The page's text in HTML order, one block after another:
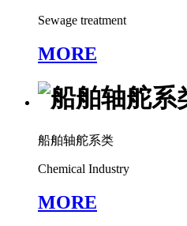
Sewage treatment
MORE
船舶轴舵系类
Chemical Industry
MORE